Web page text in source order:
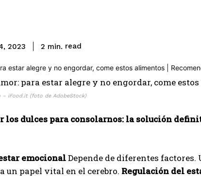
2023 2 min. read
– iFood.it (foto de AdobeStock)
los dulces para consolarnos: la solución
emocionalDepende de diferentes factores.
un papel vital en el cerebro. Regulación del